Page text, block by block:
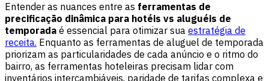
Entender as nuances entre as ferramentas de
precificação dinâmica para hotéis vs aluguéis de
temporada é essencial para otimizar sua estratégia de
receita. Enquanto as ferramentas de aluguel de temporada
priorizam as particularidades de cada anúncio e o ritmo do
bairro, as ferramentas hoteleiras precisam lidar com
inventários intercambiáveis, paridade de tarifas complexa e